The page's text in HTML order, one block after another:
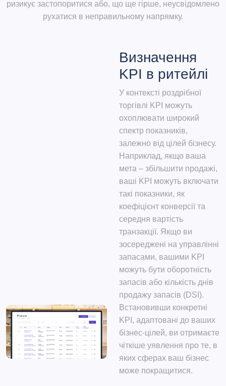
ризикує застопоритися або, що ще гірше, неусвідомлено
рухатися в неправильному напрямку.
Визначення
KPI в ритейлі
У контексті роздрібної
торгівлі KPI можуть
охоплювати широкий
спектр показників,
залежно від цілей бізнесу.
Наприклад, якщо ваша
мета – збільшити продажі,
ваші KPI можуть включати
такі показники, як
коефіцієнт конверсії та
середня вартість
транзакції. Якщо ви
зосереджені на управлінні
запасами, вашими KPI
можуть бути оборотність
запасів або кількість днів
продажу запасів (DSI).
Встановивши конкретні
KPI, адаптовані до ваших
бізнес-цілей, ви отримаєте
чіткіше уявлення про те, в
яких сферах ваш бізнес
може покращитися.